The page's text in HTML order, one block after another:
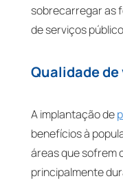
sobrecarregar as
de serviços
Qualidade
A implantação de
benefícios à
áreas que sofrem
principalmente